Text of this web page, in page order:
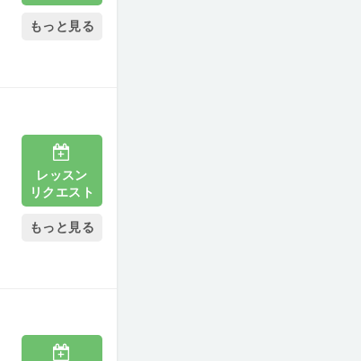
もっと見る
レッスン
リクエスト
もっと見る